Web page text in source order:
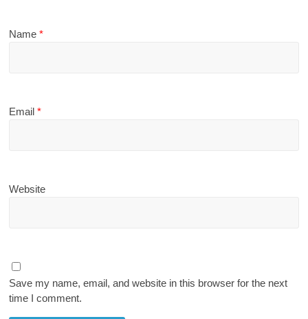
Name*
Email*
Website
Save my name, email, and website in this browser for the next
time I comment.